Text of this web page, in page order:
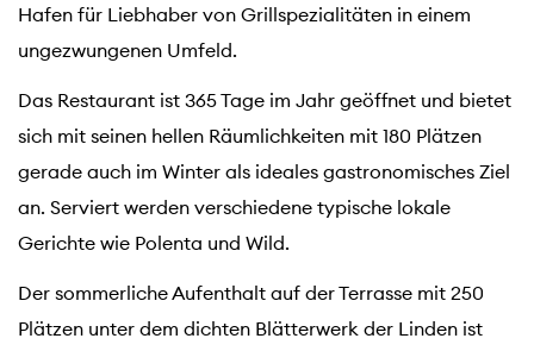
Hafen für Liebhaber von Grillspezialitäten in einem
ungezwungenen Umfeld.
Das Restaurant ist 365 Tage im Jahr geöffnet und bietet
sich mit seinen hellen Räumlichkeiten mit 180 Plätzen
gerade auch im Winter als ideales gastronomisches Ziel
an. Serviert werden verschiedene typische lokale
Gerichte wie Polenta und Wild.
Der sommerliche Aufenthalt auf der Terrasse mit 250
Plätzen unter dem dichten Blätterwerk der Linden ist